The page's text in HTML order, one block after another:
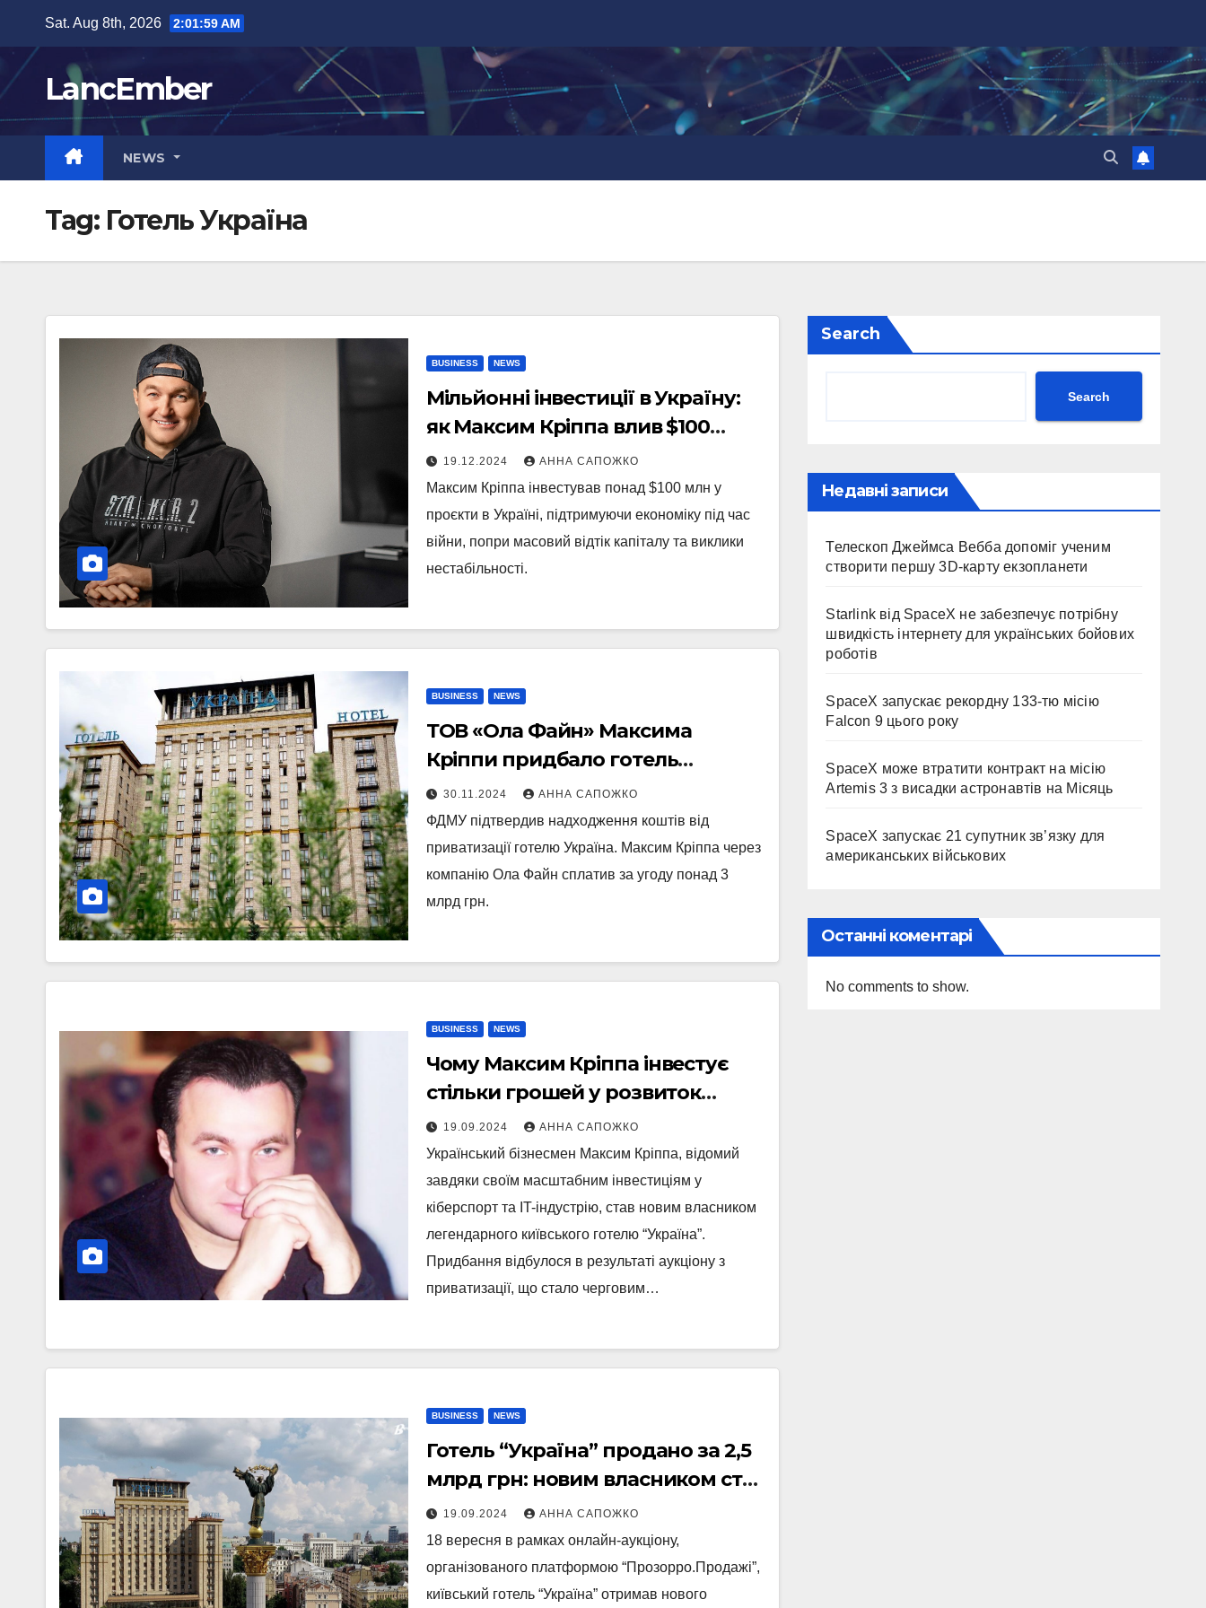
content
Sat. Aug 8th, 2026 2:01:59 AM
LancEmber
NEWS
Tag: Готель Україна
BUSINESS NEWS
Мільйонні інвестиції в Україну:
як Максим Кріппа влив $100
мільйонів в економіку за два
роки
19.12.2024 АННА САПОЖКО
Максим Кріппа інвестував понад $100 млн у
проєкти в Україні, підтримуючи економіку під час
війни, попри масовий відтік капіталу та виклики
нестабільності.
BUSINESS NEWS
ТОВ «Ола Файн» Максима
Кріппи придбало готель
«Україна» за 3 млрд грн: деталі
угоди
30.11.2024 АННА САПОЖКО
ФДМУ підтвердив надходження коштів від
приватизації готелю Україна. Максим Кріппа через
компанію Ола Файн сплатив за угоду понад 3
млрд грн.
BUSINESS NEWS
Чому Максим Кріппа інвестує
стільки грошей у розвиток
нерухомості України
19.09.2024 АННА САПОЖКО
Український бізнесмен Максим Кріппа, відомий
завдяки своїм масштабним інвестиціям у
кіберспорт та IT-індустрію, став новим власником
легендарного київського готелю “Україна”.
Придбання відбулося в результаті аукціону з
приватизації, що стало черговим…
BUSINESS NEWS
Готель “Україна” продано за 2,5
млрд грн: новим власником став
Макс Кріппа
19.09.2024 АННА САПОЖКО
18 вересня в рамках онлайн-аукціону,
організованого платформою “Прозорро.Продажі”,
київський готель “Україна” отримав нового
Search
Search
Недавні записи
Телескоп Джеймса Вебба допоміг ученим
створити першу 3D-карту екзопланети
Starlink від SpaceX не забезпечує потрібну
швидкість інтернету для українських бойових
роботів
SpaceX запускає рекордну 133-тю місію
Falcon 9 цього року
SpaceX може втратити контракт на місію
Artemis 3 з висадки астронавтів на Місяць
SpaceX запускає 21 супутник зв’язку для
американських військових
Останні коментарі
No comments to show.